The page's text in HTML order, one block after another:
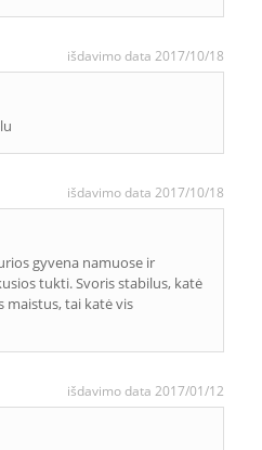
išdavimo data 2017/10/18
išdavimo data 2017/10/18
gyvena namuose ir
tukti. Svoris stabilus, katė
maistus, tai katė vis
išdavimo data 2017/01/12